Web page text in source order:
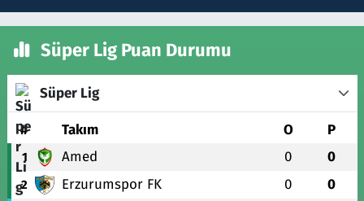
Süper Lig Puan Durumu
Süper Lig
# Takım O P
1 Amed 0 0
2 Erzurumspor FK 0 0